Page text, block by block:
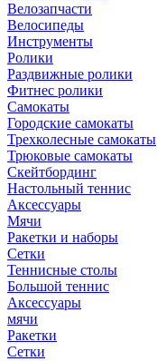
Велозапчасти
Велосипеды
Инструменты
Ролики
Раздвижные ролики
Фитнес ролики
Самокаты
Городские самокаты
Трехколесные самокаты
Трюковые самокаты
Скейтбординг
Настольный теннис
Аксессуары
Мячи
Ракетки и наборы
Сетки
Теннисные столы
Большой теннис
Аксессуары
мячи
Ракетки
Сетки